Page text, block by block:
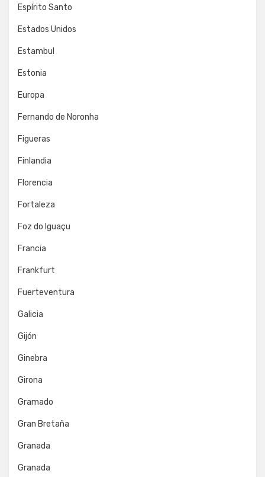
Espírito Santo
Estados Unidos
Estambul
Estonia
Europa
Fernando de Noronha
Figueras
Finlandia
Florencia
Fortaleza
Foz do Iguaçu
Francia
Frankfurt
Fuerteventura
Galicia
Gijón
Ginebra
Girona
Gramado
Gran Bretaña
Granada
Granada